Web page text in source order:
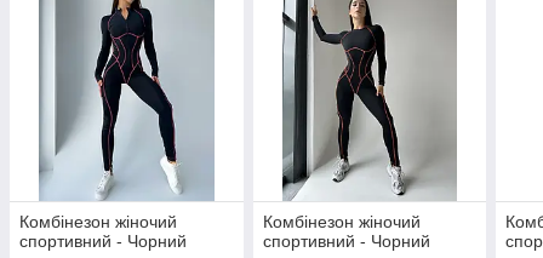
Комбінезон жіночий
спортивний - Чорний
Комбінезон жіночий
спортивний - Чорний